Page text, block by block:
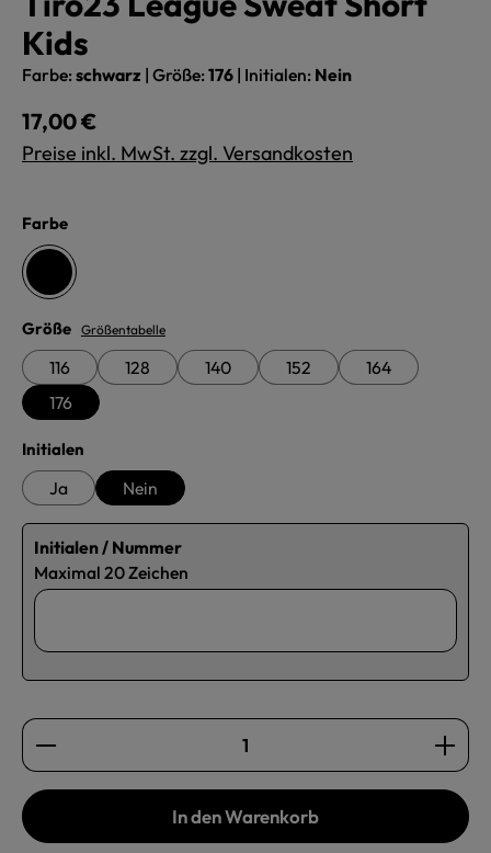
Kids
Farbe: schwarz | Größe: 176 | Initialen: Nein
Regulärer Preis:
17,00 €
Preise inkl. MwSt. zzgl. Versandkosten
Farbeauswählen
schwarz
Größeauswählen
Größentabelle
116 128 140 152
164
176
Initialen
Ja Nein
Initialen / Nummer
Maximal 20 Zeichen
Produkt Anzahl: Gib den gewünschten Wert ein
In den Warenkorb